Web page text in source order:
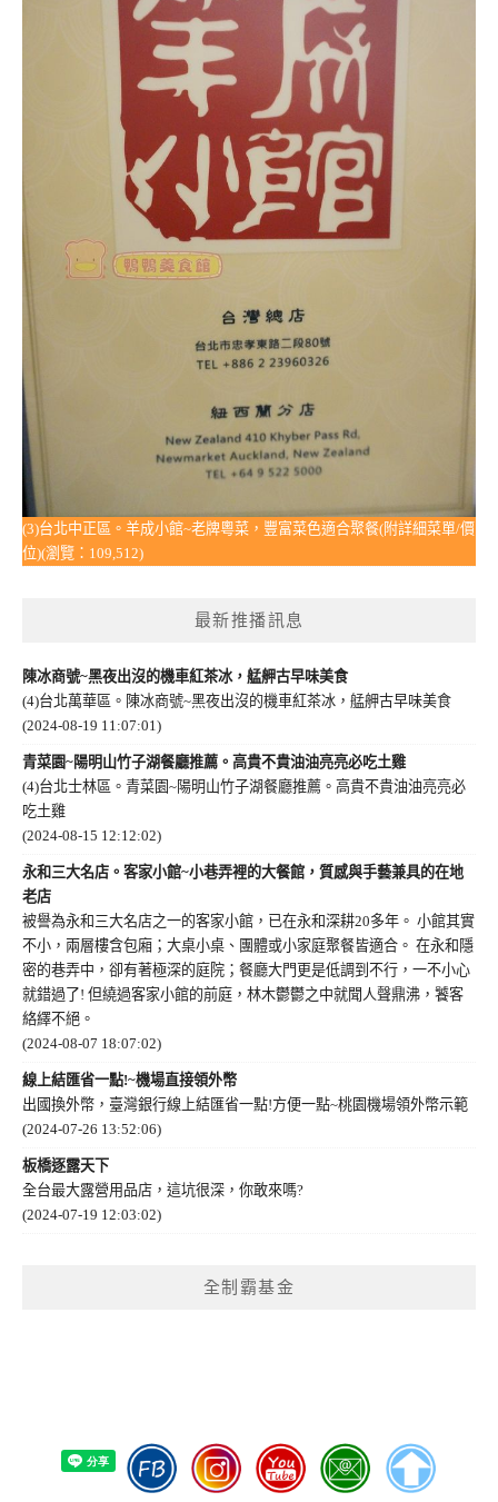
(3)台北中正區。羊成小館~老牌粵菜，豐富菜色適合聚餐(附詳細菜單/價
位)(瀏覽：109,512)
最新推播訊息
陳冰商號~黑夜出沒的機車紅茶冰，艋舺古早味美食
(4)台北萬華區。陳冰商號~黑夜出沒的機車紅茶冰，艋舺古早味美食
(2024-08-19 11:07:01)
青菜園~陽明山竹子湖餐廳推薦。高貴不貴油油亮亮必吃土雞
(4)台北士林區。青菜園~陽明山竹子湖餐廳推薦。高貴不貴油油亮亮必
吃土雞
(2024-08-15 12:12:02)
永和三大名店。客家小館~小巷弄裡的大餐館，質感與手藝兼具的在地
老店
被譽為永和三大名店之一的客家小館，已在永和深耕20多年。 小館其實
不小，兩層樓含包廂；大桌小桌、團體或小家庭聚餐皆適合。 在永和隱
密的巷弄中，卻有著極深的庭院；餐廳大門更是低調到不行，一不小心
就錯過了! 但繞過客家小館的前庭，林木鬱鬱之中就聞人聲鼎沸，饕客
絡繹不絕。
(2024-08-07 18:07:02)
線上結匯省一點!~機場直接領外幣
出國換外幣，臺灣銀行線上結匯省一點!方便一點~桃園機場領外幣示範
(2024-07-26 13:52:06)
板橋逐露天下
全台最大露營用品店，這坑很深，你敢來嗎?
(2024-07-19 12:03:02)
全制霸基金